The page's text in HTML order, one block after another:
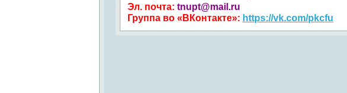
Эл. почта: tnupt@mail.ru
Группа во «ВКонтакте»: https://vk.com/pkcfu